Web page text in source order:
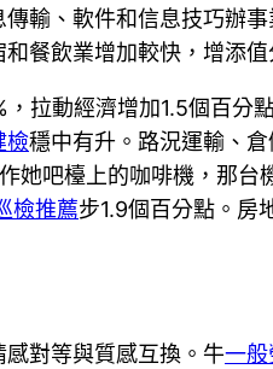
輸、軟件和信息技巧辦
餐飲業增加較快，增添
拉動經濟增加1.5個百
檢穩中有升。路況運輸、
她吧檯上的咖啡機，那
檢推薦步1.9個百分點。房
對等與質感互換。牛一般